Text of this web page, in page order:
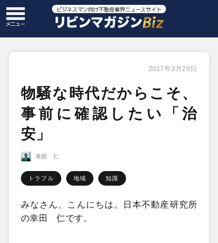
2017年3月28日
物騒な時代だからこそ、
事前に確認したい「治
安」
幸田 仁
トラブル 地域 知識
みなさん、こんにちは。日本不動産研究所
の幸田 仁です。